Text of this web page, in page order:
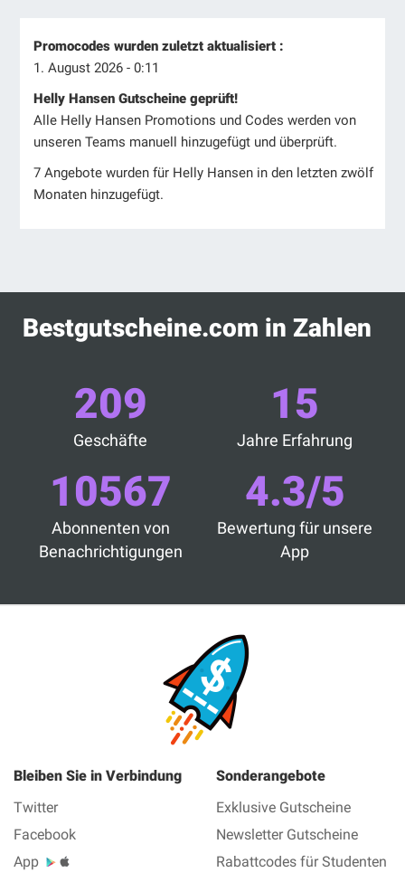
Promocodes wurden zuletzt aktualisiert :
1. August 2026 - 0:11
Helly Hansen Gutscheine geprüft!
Alle Helly Hansen Promotions und Codes werden von
unseren Teams manuell hinzugefügt und überprüft.
7 Angebote wurden für Helly Hansen in den letzten zwölf
Monaten hinzugefügt.
Bestgutscheine.com in Zahlen
209
Geschäfte
15
Jahre Erfahrung
10567
Abonnenten von
Benachrichtigungen
4.3/5
Bewertung für unsere
App
Bleiben Sie in Verbindung
Twitter
Facebook
App
Sonderangebote
Exklusive Gutscheine
Newsletter Gutscheine
Rabattcodes für Studenten